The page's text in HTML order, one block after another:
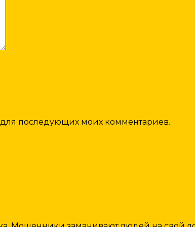
для последующих моих комментариев.